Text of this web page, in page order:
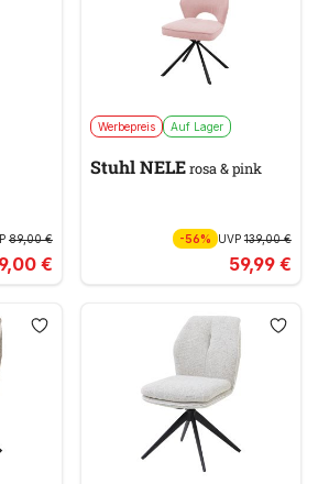
89,00 €
€
Werbepreis Auf Lager
Stuhl NELErosa & pink
-56% UVP139,00 €
59,99 €